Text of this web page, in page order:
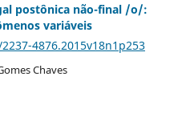
postônica não-final /o/:
variáveis
4876.2015v18n1p253
Chaves